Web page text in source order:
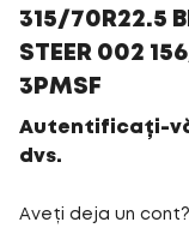
315/70R22.5
STEER 002
3PMSF
Autentificați-vă
dvs.
Aveți deja un